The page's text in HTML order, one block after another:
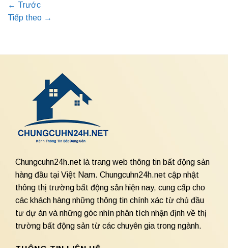
← Trước
Tiếp theo →
Chungcuhn24h.net là trang web thông tin bất động sản
hàng đầu tại Việt Nam. Chungcuhn24h.net cập nhật
thông thị trường bất động sản hiện nay, cung cấp cho
các khách hàng những thông tin chính xác từ chủ đầu
tư dự án và những góc nhìn phân tích nhận định về thị
trường bất động sản từ các chuyên gia trong ngành.